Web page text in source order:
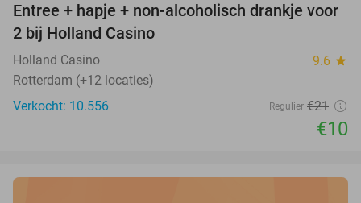
52%
Entree + hapje + non-alcoholisch drankje voor
2 bij Holland Casino
Holland Casino 9.6 star
Rotterdam (+12 locaties)
Verkocht: 10.556
Regulier €21
€10